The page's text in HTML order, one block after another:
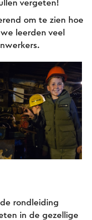
vergeten!
om te zien hoe
leerden veel
rondleiding
in de gezellige